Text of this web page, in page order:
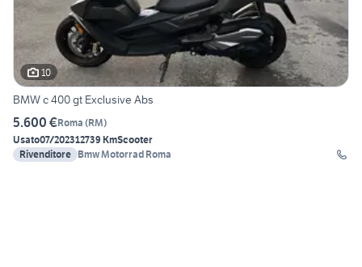
10
BMW c 400 gt Exclusive Abs
5.600 €Roma (RM)
Usato07/202312739 KmScooter
Rivenditore Bmw Motorrad Roma